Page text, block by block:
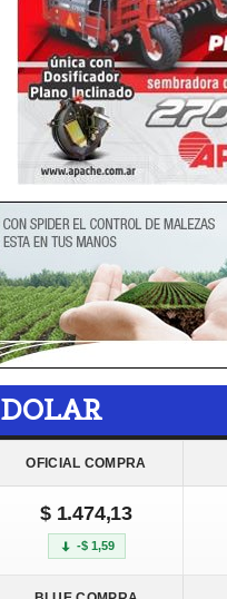
DOLAR
OFICIAL COMPRA
$ 1.474,13
-$ 1,59